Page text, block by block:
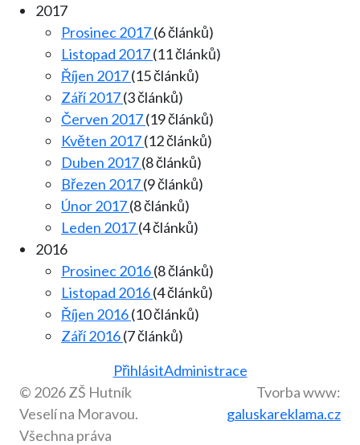
2017
Prosinec 2017(6 článků)
Listopad 2017(11 článků)
Říjen 2017(15 článků)
Září 2017(3 článků)
Červen 2017(19 článků)
Květen 2017(12 článků)
Duben 2017(8 článků)
Březen 2017(9 článků)
Únor 2017(8 článků)
Leden 2017(4 článků)
2016
Prosinec 2016(8 článků)
Listopad 2016(4 článků)
Říjen 2016(10 článků)
Září 2016(7 článků)
PřihlásitAdministrace
© 2026 ZŠ Hutník
Veselí na Moravou.
Všechna práva
Tvorba www:
galuskareklama.cz